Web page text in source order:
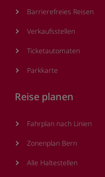
Barrierefreies Reisen
Verkaufsstellen
Ticketautomaten
Parkkarte
Reise planen
Fahrplan nach Linien
Zonenplan Bern
Alle Haltestellen